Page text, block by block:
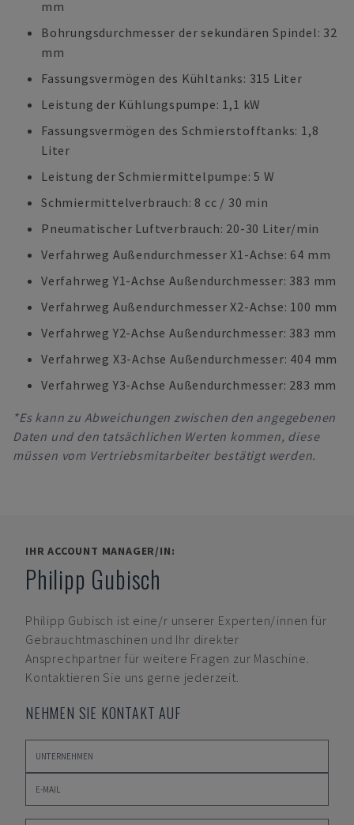
mm
Bohrungsdurchmesser der sekundären Spindel: 32
mm
Fassungsvermögen des Kühltanks: 315 Liter
Leistung der Kühlungspumpe: 1,1 kW
Fassungsvermögen des Schmierstofftanks: 1,8
Liter
Leistung der Schmiermittelpumpe: 5 W
Schmiermittelverbrauch: 8 cc / 30 min
Pneumatischer Luftverbrauch: 20-30 Liter/min
Verfahrweg Außendurchmesser X1-Achse: 64 mm
Verfahrweg Y1-Achse Außendurchmesser: 383 mm
Verfahrweg Außendurchmesser X2-Achse: 100 mm
Verfahrweg Y2-Achse Außendurchmesser: 383 mm
Verfahrweg X3-Achse Außendurchmesser: 404 mm
Verfahrweg Y3-Achse Außendurchmesser: 283 mm
*Es kann zu Abweichungen zwischen den angegebenen
Daten und den tatsächlichen Werten kommen, diese
müssen vom Vertriebsmitarbeiter bestätigt werden.
IHR ACCOUNT MANAGER/IN:
Philipp Gubisch
Philipp Gubisch ist eine/r unserer Experten/innen für
Gebrauchtmaschinen und Ihr direkter
Ansprechpartner für weitere Fragen zur Maschine.
Kontaktieren Sie uns gerne jederzeit.
NEHMEN SIE KONTAKT AUF